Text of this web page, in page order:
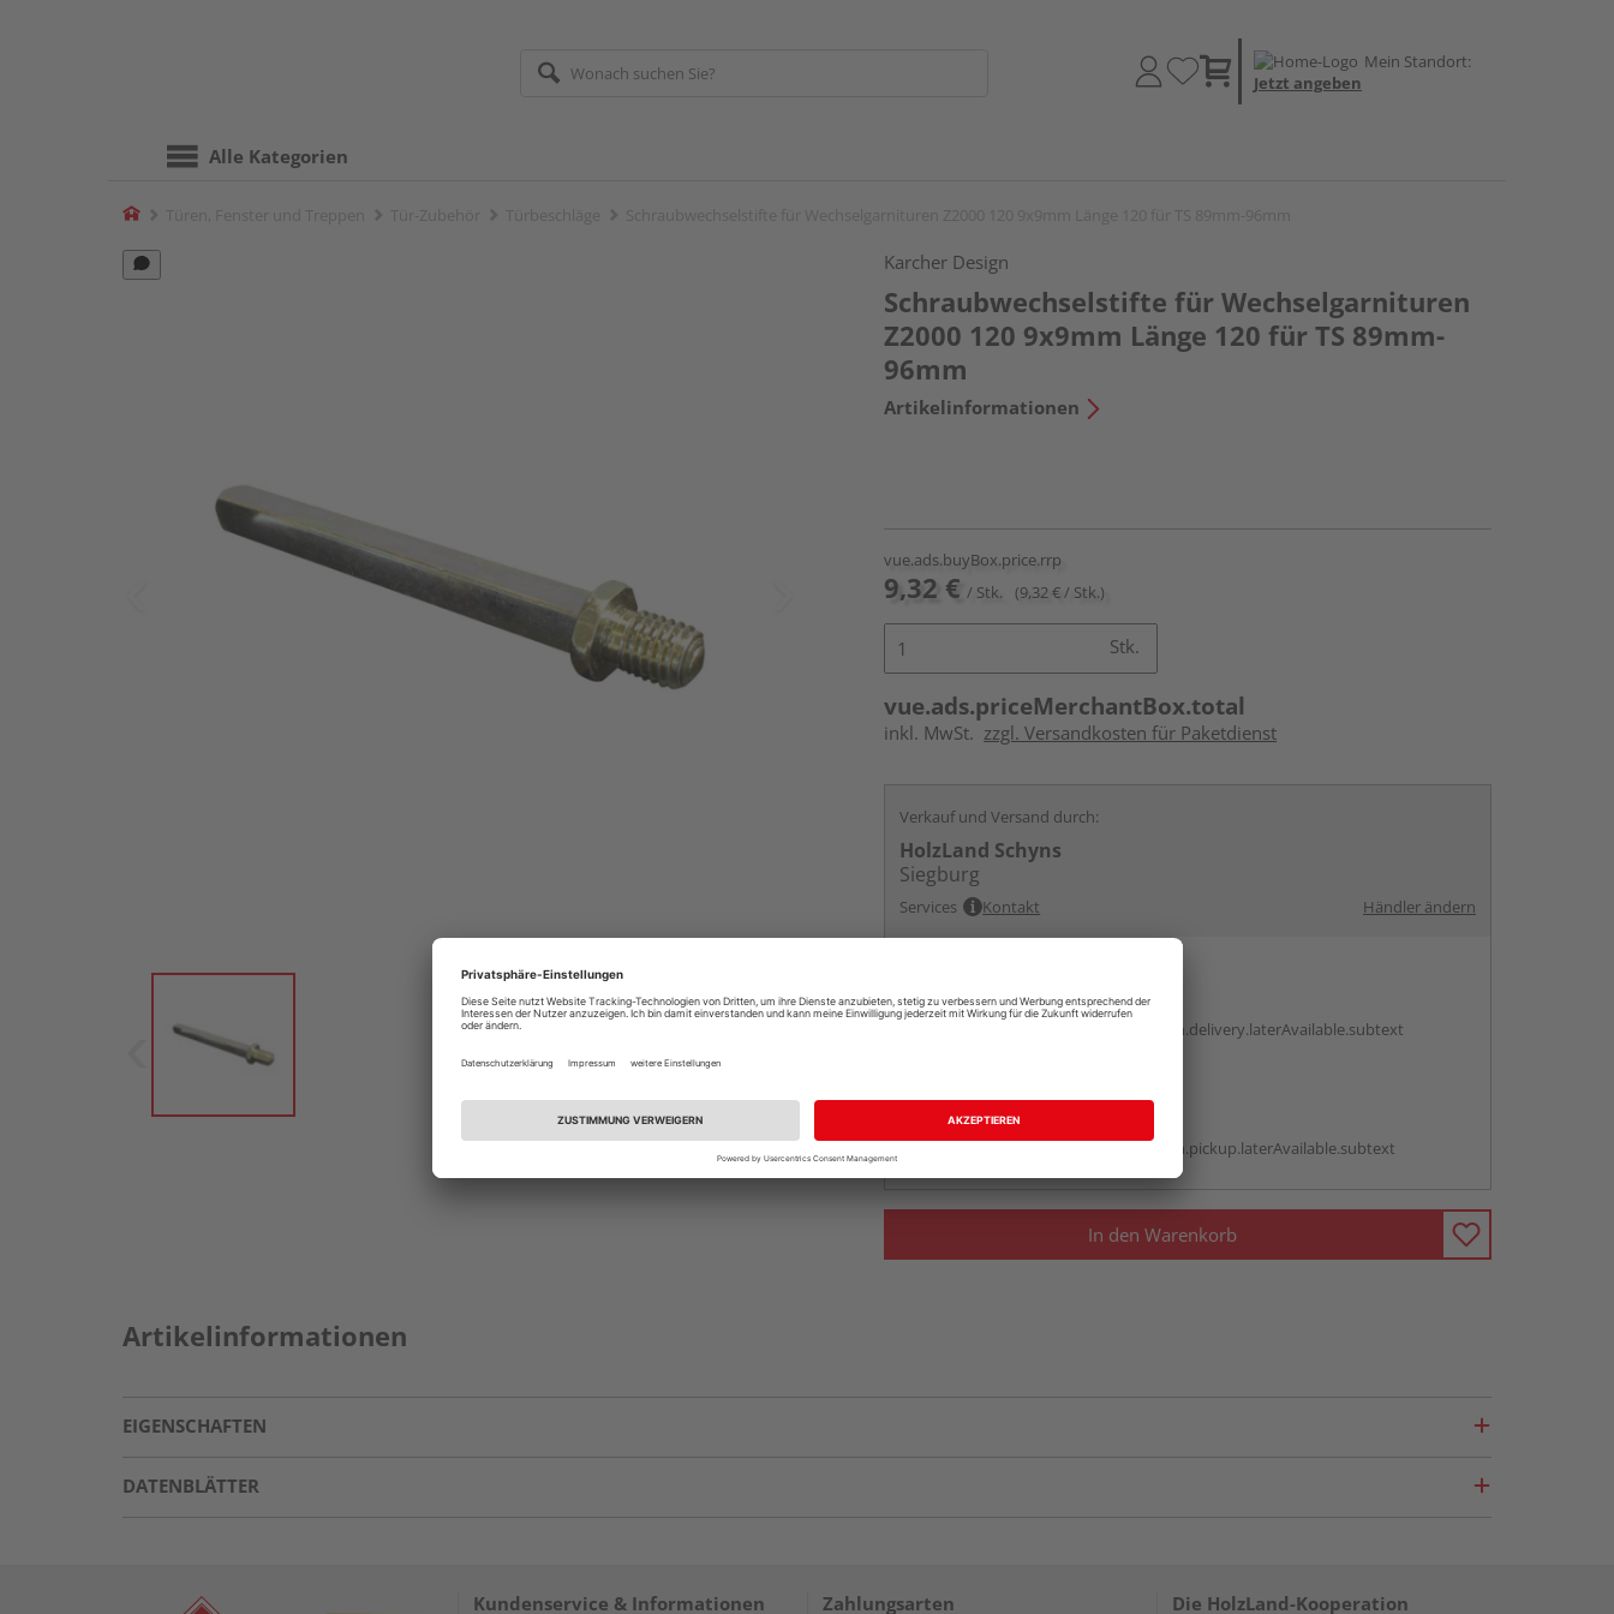
Mein Standort:
Jetzt angeben
Alle Kategorien
Home
Karcher Design
Schraubwechselstifte für Wechselgarnituren
Z2000 120 9x9mm Länge 120 für TS 89mm-
96mm
Artikelinformationen
vue.ads.buyBox.price.rrp
9,32 € / Stk. (9,32 € / Stk.)
Stk.
vue.ads.priceMerchantBox.total
inkl. MwSt. zzgl. Versandkosten für Paketdienst
Verkauf und Versand durch:
HolzLand Schyns
Siegburg
Services Kontakt Händler ändern
Auf Vorbestellung:
vue.ads.priceMerchantBox.option.delivery.laterAvailable.subtext
Auf Vorbestellung:
vue.ads.priceMerchantBox.option.pickup.laterAvailable.subtext
In den Warenkorb
Artikelinformationen
EIGENSCHAFTEN
DATENBLÄTTER
Kundenservice & Informationen Zahlungsarten Die HolzLand-Kooperation